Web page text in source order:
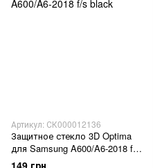
Артикул: СК000012136
Защитное стекло 3D Optima
для Samsung A600/A6-2018 f/s
black